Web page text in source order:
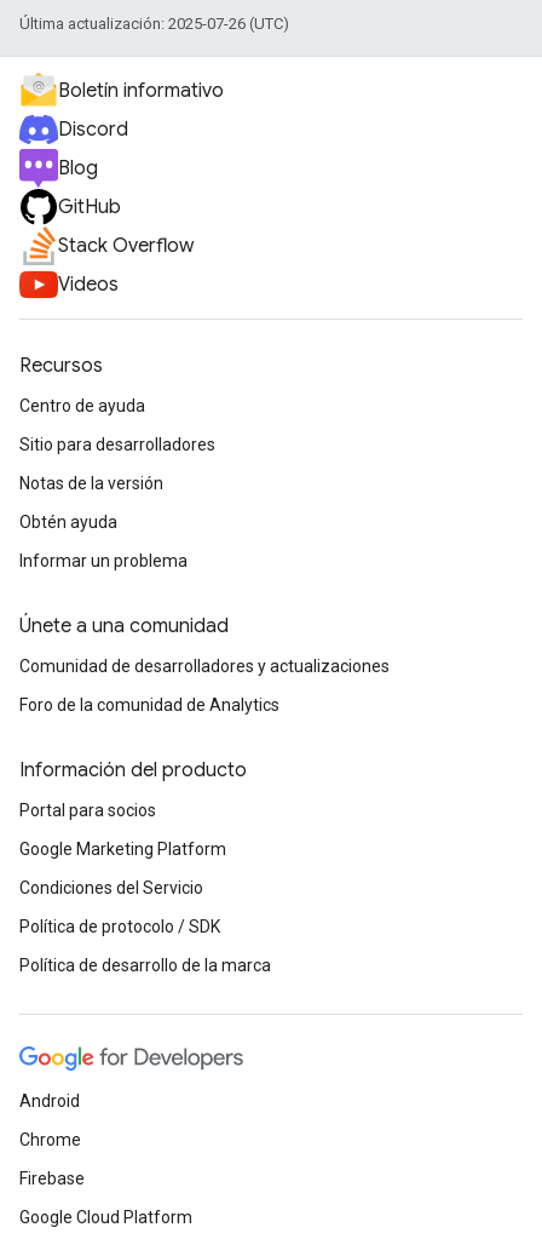
Última actualización: 2025-07-26 (UTC)
Boletín informativo
Discord
Blog
GitHub
Stack Overflow
Videos
Recursos
Centro de ayuda
Sitio para desarrolladores
Notas de la versión
Obtén ayuda
Informar un problema
Únete a una comunidad
Comunidad de desarrolladores y actualizaciones
Foro de la comunidad de Analytics
Información del producto
Portal para socios
Google Marketing Platform
Condiciones del Servicio
Política de protocolo / SDK
Política de desarrollo de la marca
Android
Chrome
Firebase
Google Cloud Platform